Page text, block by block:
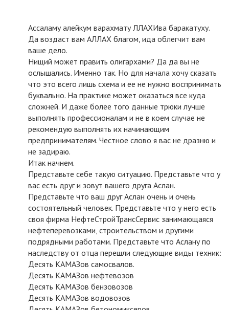
Ассаламу алейкум варахмату ЛЛАХИва баракатуху.
Да воздаст вам АЛЛАХ благом, ида облегчит вам
ваше дело.
Нищий может править олигархами? Да да вы не
ослышались. Именно так. Но для начала хочу сказать
что это всего лишь схема и ее не нужно воспринимать
буквально. На практике может оказаться все куда
сложней. И даже более того данные трюки лучше
выполнять профессионалам и не в коем случае не
рекомендую выполнять их начинающим
предпринимателям. Честное слово я вас не дразню и
не задираю.
Итак начнем.
Представьте себе такую ситуацию. Представьте что у
вас есть друг и зовут вашего друга Аслан.
Представьте что ваш друг Аслан очень и очень
состоятельный человек. Представьте что у него есть
своя фирма НефтеСтройТрансСервис занимающаяся
нефтеперевозками, строительством и другими
подрядными работами. Представьте что Аслану по
наследству от отца перешли следующие виды техник:
Десять КАМАЗов самосвалов.
Десять КАМАЗов нефтевозов
Десять КАМАЗов бензовозов
Десять КАМАЗов водовозов